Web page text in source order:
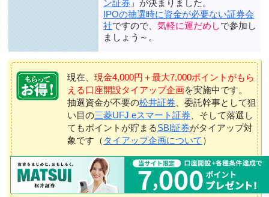
ン証券 」が決まりました。
IPOの抽選時に資金が必要ない証券会
社ですので、 気軽に運だめしで参加し
ましょう～。
現在、 現金4,000円＋最大7,000ポイントがもら
える口座開設タイアップ企画を実施中です。
抽選資金が不要の松井証券 、委託幹事として狙
い目の三菱UFJ eスマート証券 、そして落選し
てもポイントが貯まるSBI証券がタイアップ対
象です（ タイアップ企画について ）